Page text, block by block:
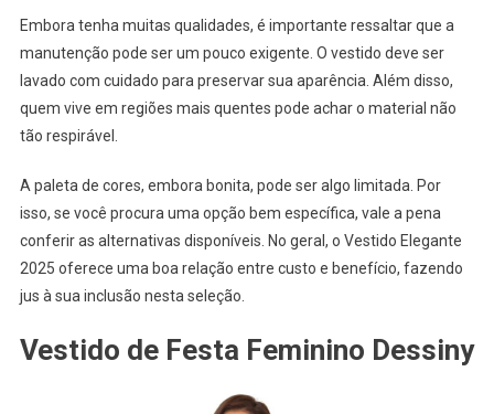
Embora tenha muitas qualidades, é importante ressaltar que a
manutenção pode ser um pouco exigente. O vestido deve ser
lavado com cuidado para preservar sua aparência. Além disso,
quem vive em regiões mais quentes pode achar o material não
tão respirável.
A paleta de cores, embora bonita, pode ser algo limitada. Por
isso, se você procura uma opção bem específica, vale a pena
conferir as alternativas disponíveis. No geral, o Vestido Elegante
2025 oferece uma boa relação entre custo e benefício, fazendo
jus à sua inclusão nesta seleção.
Vestido de Festa Feminino Dessiny